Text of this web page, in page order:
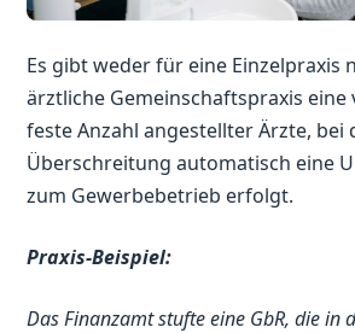
Es gibt weder für eine Einzelpraxis
ärztliche Gemeinschaftspraxis eine
feste Anzahl angestellter Ärzte, bei
Überschreitung automatisch eine
zum Gewerbebetrieb erfolgt.
Praxis-Beispiel:
Das Finanzamt stufte eine GbR, die in